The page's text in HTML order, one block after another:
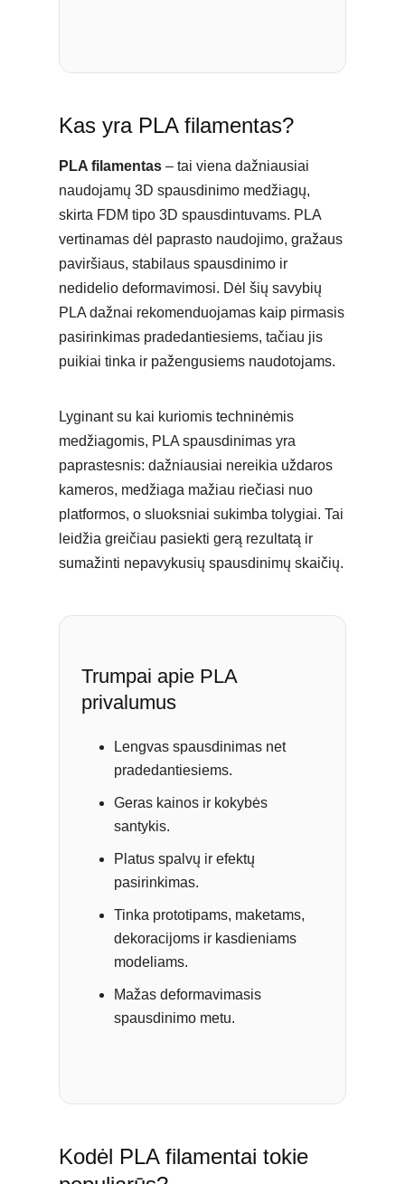
Kas yra PLA filamentas?
PLA filamentas– tai viena dažniausiai
naudojamų 3D spausdinimo medžiagų,
skirta FDM tipo 3D spausdintuvams. PLA
vertinamas dėl paprasto naudojimo, gražaus
paviršiaus, stabilaus spausdinimo ir
nedidelio deformavimosi. Dėl šių savybių
PLA dažnai rekomenduojamas kaip pirmasis
pasirinkimas pradedantiesiems, tačiau jis
puikiai tinka ir pažengusiems naudotojams.
Lyginant su kai kuriomis techninėmis
medžiagomis, PLA spausdinimas yra
paprastesnis: dažniausiai nereikia uždaros
kameros, medžiaga mažiau riečiasi nuo
platformos, o sluoksniai sukimba tolygiai. Tai
leidžia greičiau pasiekti gerą rezultatą ir
sumažinti nepavykusių spausdinimų skaičių.
Trumpai apie PLA
privalumus
Lengvas spausdinimas net
pradedantiesiems.
Geras kainos ir kokybės
santykis.
Platus spalvų ir efektų
pasirinkimas.
Tinka prototipams, maketams,
dekoracijoms ir kasdieniams
modeliams.
Mažas deformavimasis
spausdinimo metu.
Kodėl PLA filamentai tokie